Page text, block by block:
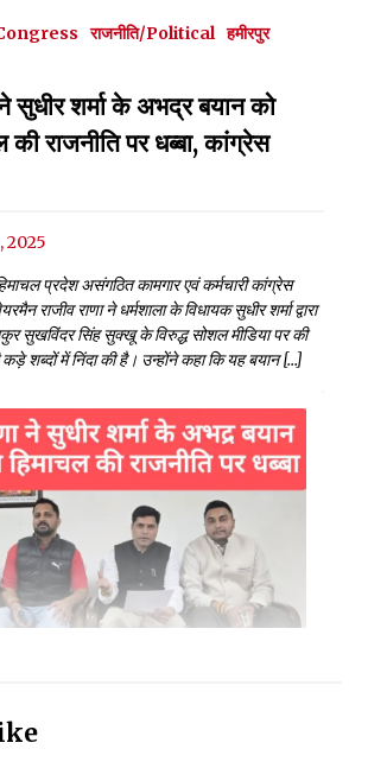
राजनीति/Political हमीरपुर
ने सुधीर शर्मा के अभद्र बयान को
की राजनीति पर धब्बा, कांग्रेस
2025
प्रदेश असंगठित कामगार एवं कर्मचारी कांग्रेस
राजीव राणा ने धर्मशाला के विधायक सुधीर शर्मा द्वारा
सुखविंदर सिंह सुक्खू के विरुद्ध सोशल मीडिया पर की
कड़े शब्दों में निंदा की है। उन्होंने कहा कि यह बयान […]